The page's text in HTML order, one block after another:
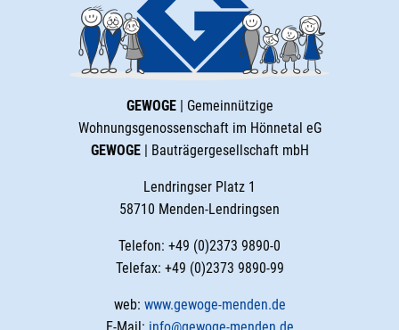
GEWOGE| Gemeinnützige
Wohnungsgenossenschaft im Hönnetal eG
GEWOGE| Bauträgergesellschaft mbH
Lendringser Platz 1
58710 Menden-Lendringsen
Telefon: +49 (0)2373 9890-0
Telefax: +49 (0)2373 9890-99
web: www.gewoge-menden.de